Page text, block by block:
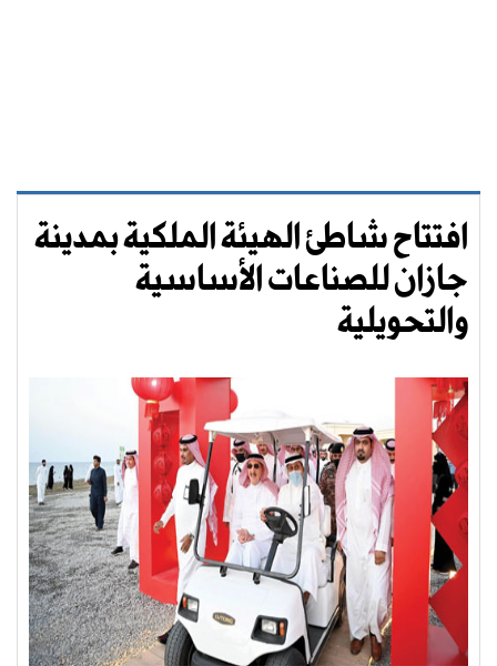
افتتاح شاطئ الهيئة الملكية بمدينة
جازان للصناعات الأساسية
والتحويلية